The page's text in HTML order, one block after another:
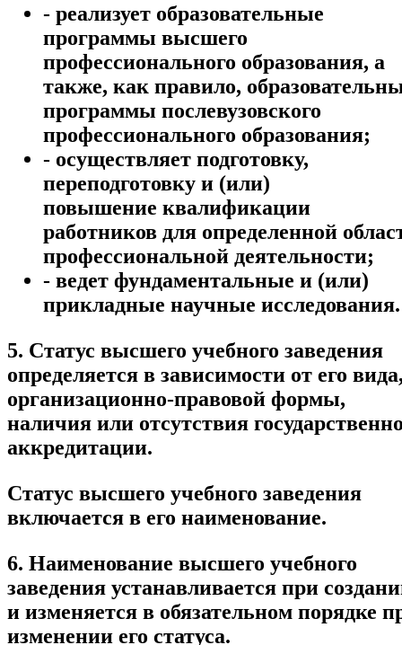
- реализует образовательные
программы высшего
профессионального образования, а
также, как правило,
программы послевузовского
профессионального образования;
- осуществляет подготовку,
переподготовку и (или)
повышение квалификации
работников для определенной
профессиональной деятельности;
- ведет фундаментальные и (или)
прикладные научные исследования.
5. Статус высшего учебного заведения
определяется в зависимости от его
организационно-правовой формы,
наличия или отсутствия
аккредитации.
Статус высшего учебного заведения
включается в его наименование.
6. Наименование высшего учебного
заведения устанавливается при
и изменяется в обязательном порядке
изменении его статуса.